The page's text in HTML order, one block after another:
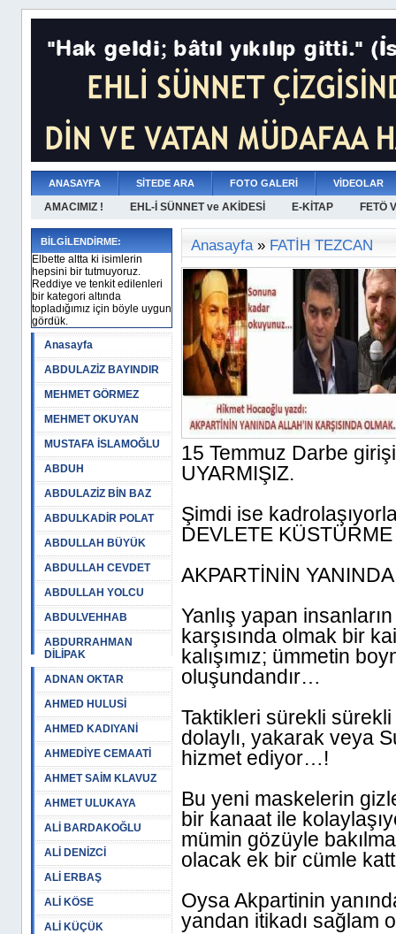
ANASAYFA SİTEDE ARA FOTO GALERİ VİDEOLAR
AMACIMIZ ! EHL-İ SÜNNET ve AKİDESİ E-KİTAP FETÖ
BİLGİLENDİRME:
Elbette altta ki isimlerin
hepsini bir tutmuyoruz.
Reddiye ve tenkit edilenleri
bir kategori altında
topladığımız için böyle uygun
gördük.
Anasayfa
ABDULAZİZ BAYINDIR
MEHMET GÖRMEZ
MEHMET OKUYAN
MUSTAFA İSLAMOĞLU
ABDUH
ABDULAZİZ BİN BAZ
ABDULKADİR POLAT
ABDULLAH BÜYÜK
ABDULLAH CEVDET
ABDULLAH YOLCU
ABDULVEHHAB
ABDURRAHMAN
DİLİPAK
ADNAN OKTAR
AHMED HULUSİ
AHMED KADIYANİ
AHMEDİYE CEMAATİ
AHMET SAİM KLAVUZ
AHMET ULUKAYA
ALİ BARDAKOĞLU
ALİ DENİZCİ
ALİ ERBAŞ
ALİ KÖSE
ALİ KÜÇÜK
Anasayfa» FATİH TEZCAN
15 Temmuz Darbe
UYARMIŞIZ.
Şimdi ise
DEVLETE
AKPARTİNİN
Yanlış yapan insanların
karşısında olmak bir
kalışımız; ümmetin
oluşundandır…
Taktikleri sürekli
dolaylı, yakarak veya
hizmet ediyor…!
Bu yeni maskelerin
bir kanaat ile
mümin gözüyle
olacak ek bir cümle
Oysa Akpartinin
yandan itikadı sağlam